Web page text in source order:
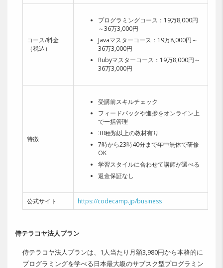
コース/料金
（税込）
プログラミングコース：19万8,000円
～36万3,000円
Javaマスターコース：19万8,000円～
36万3,000円
Rubyマスターコース：19万8,000円～
36万3,000円
特徴
受講前スキルチェック
フィードバックや進捗をオンライン上
で一括管理
30種類以上の教材有り
7時から23時40分まで年中無休で研修
OK
学習スタイルに合わせて講師が選べる
返金保証なし
公式サイト https://codecamp.jp/business
侍テラコヤ法人プラン
侍テラコヤ法人プランは、1人当たり月額3,980円から本格的に
プログラミングを学べる日本最大級のサブスク型プログラミン